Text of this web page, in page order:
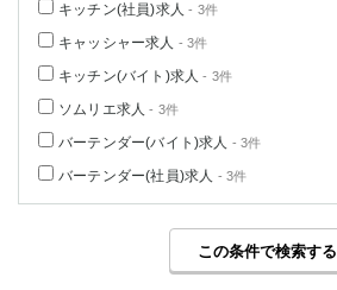
キッチン(社員)求人 - 3件
キャッシャー求人 - 3件
キッチン(バイト)求人 - 3件
ソムリエ求人 - 3件
バーテンダー(バイト)求人 - 3件
バーテンダー(社員)求人 - 3件
この条件で検索する